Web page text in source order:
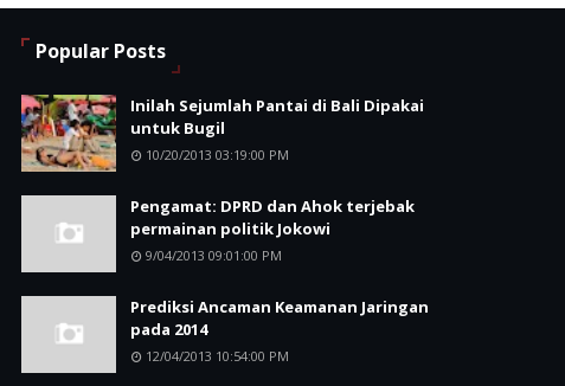
Popular Posts
Inilah Sejumlah Pantai di Bali Dipakai
untuk Bugil
10/20/2013 03:19:00 PM
Pengamat: DPRD dan Ahok terjebak
permainan politik Jokowi
9/04/2013 09:01:00 PM
Prediksi Ancaman Keamanan Jaringan
pada 2014
12/04/2013 10:54:00 PM